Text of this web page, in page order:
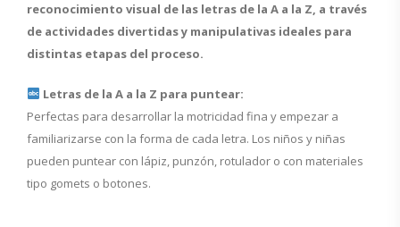
reconocimiento visual de las letras de la A a la Z, a través
de actividades divertidas y manipulativas ideales para
distintas etapas del proceso.
Letras de la A a la Z para puntear:
Perfectas para desarrollar la motricidad fina y empezar a
familiarizarse con la forma de cada letra. Los niños y niñas
pueden puntear con lápiz, punzón, rotulador o con materiales
tipo gomets o botones.